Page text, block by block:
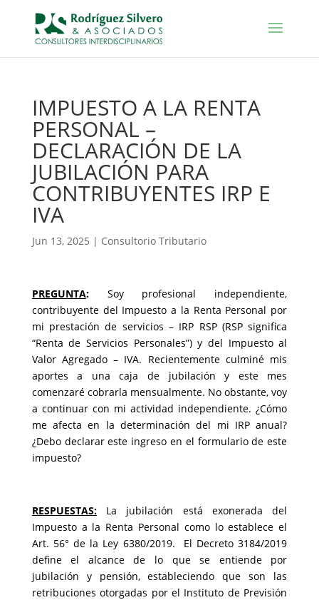
IMPUESTO A LA RENTA
PERSONAL –
DECLARACIÓN DE LA
JUBILACIÓN PARA
CONTRIBUYENTES IRP E
IVA
Jun 13, 2025 | Consultorio Tributario
PREGUNTA: Soy profesional independiente,
contribuyente del Impuesto a la Renta Personal por
mi prestación de servicios – IRP RSP (RSP significa
“Renta de Servicios Personales”) y del Impuesto al
Valor Agregado – IVA. Recientemente culminé mis
aportes a una caja de jubilación y este mes
comenzaré cobrarla mensualmente. No obstante, voy
a continuar con mi actividad independiente. ¿Cómo
me afecta en la determinación del mi IRP anual?
¿Debo declarar este ingreso en el formulario de este
impuesto?
RESPUESTAS:La jubilación está exonerada del
Impuesto a la Renta Personal como lo establece el
Art. 56° de la Ley 6380/2019. El Decreto 3184/2019
define el alcance de lo que se entiende por
jubilación y pensión, estableciendo que son las
retribuciones otorgadas por el Instituto de Previsión